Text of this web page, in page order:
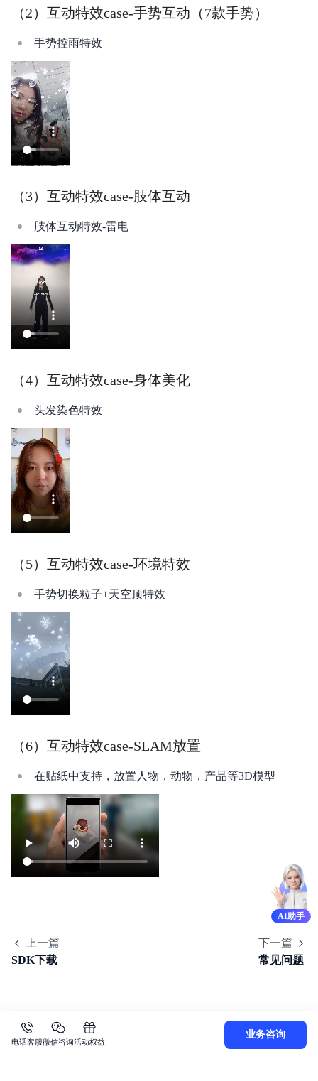
（2）互动特效case-手势互动（7款手势）
手势控雨特效
（3）互动特效case-肢体互动
肢体互动特效-雷电
（4）互动特效case-身体美化
头发染色特效
（5）互动特效case-环境特效
手势切换粒子+天空顶特效
（6）互动特效case-SLAM放置
在贴纸中支持，放置人物，动物，产品等3D模型
上一篇
SDK下载
下一篇
常见问题
AI助手
电话客服微信咨询活动权益
业务咨询